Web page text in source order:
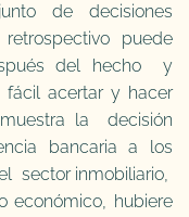
de decisiones
puede
del hecho y
fácil acertar y hacer
la decisión
bancaria a los
sector inmobiliario,
económico, hubiere